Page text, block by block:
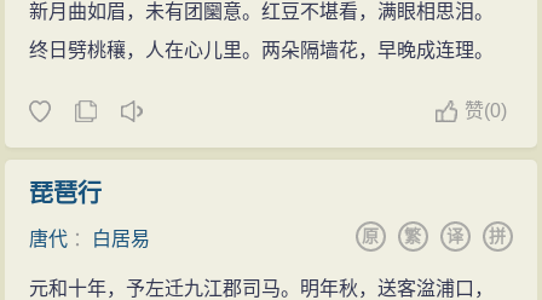
新月曲如眉，未有团圞意。红豆不堪看，满眼相思泪。
终日劈桃穰，人在心儿里。两朵隔墙花，早晚成连理。
赞(0)
琵琶行
唐代 ： 白居易 拼
译
繁
原
元和十年，予左迁九江郡司马。明年秋，送客湓浦口，